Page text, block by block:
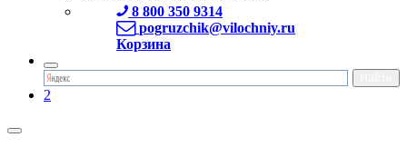
8 800 350 9314
pogruzchik@vilochniy.ru
Корзина
2